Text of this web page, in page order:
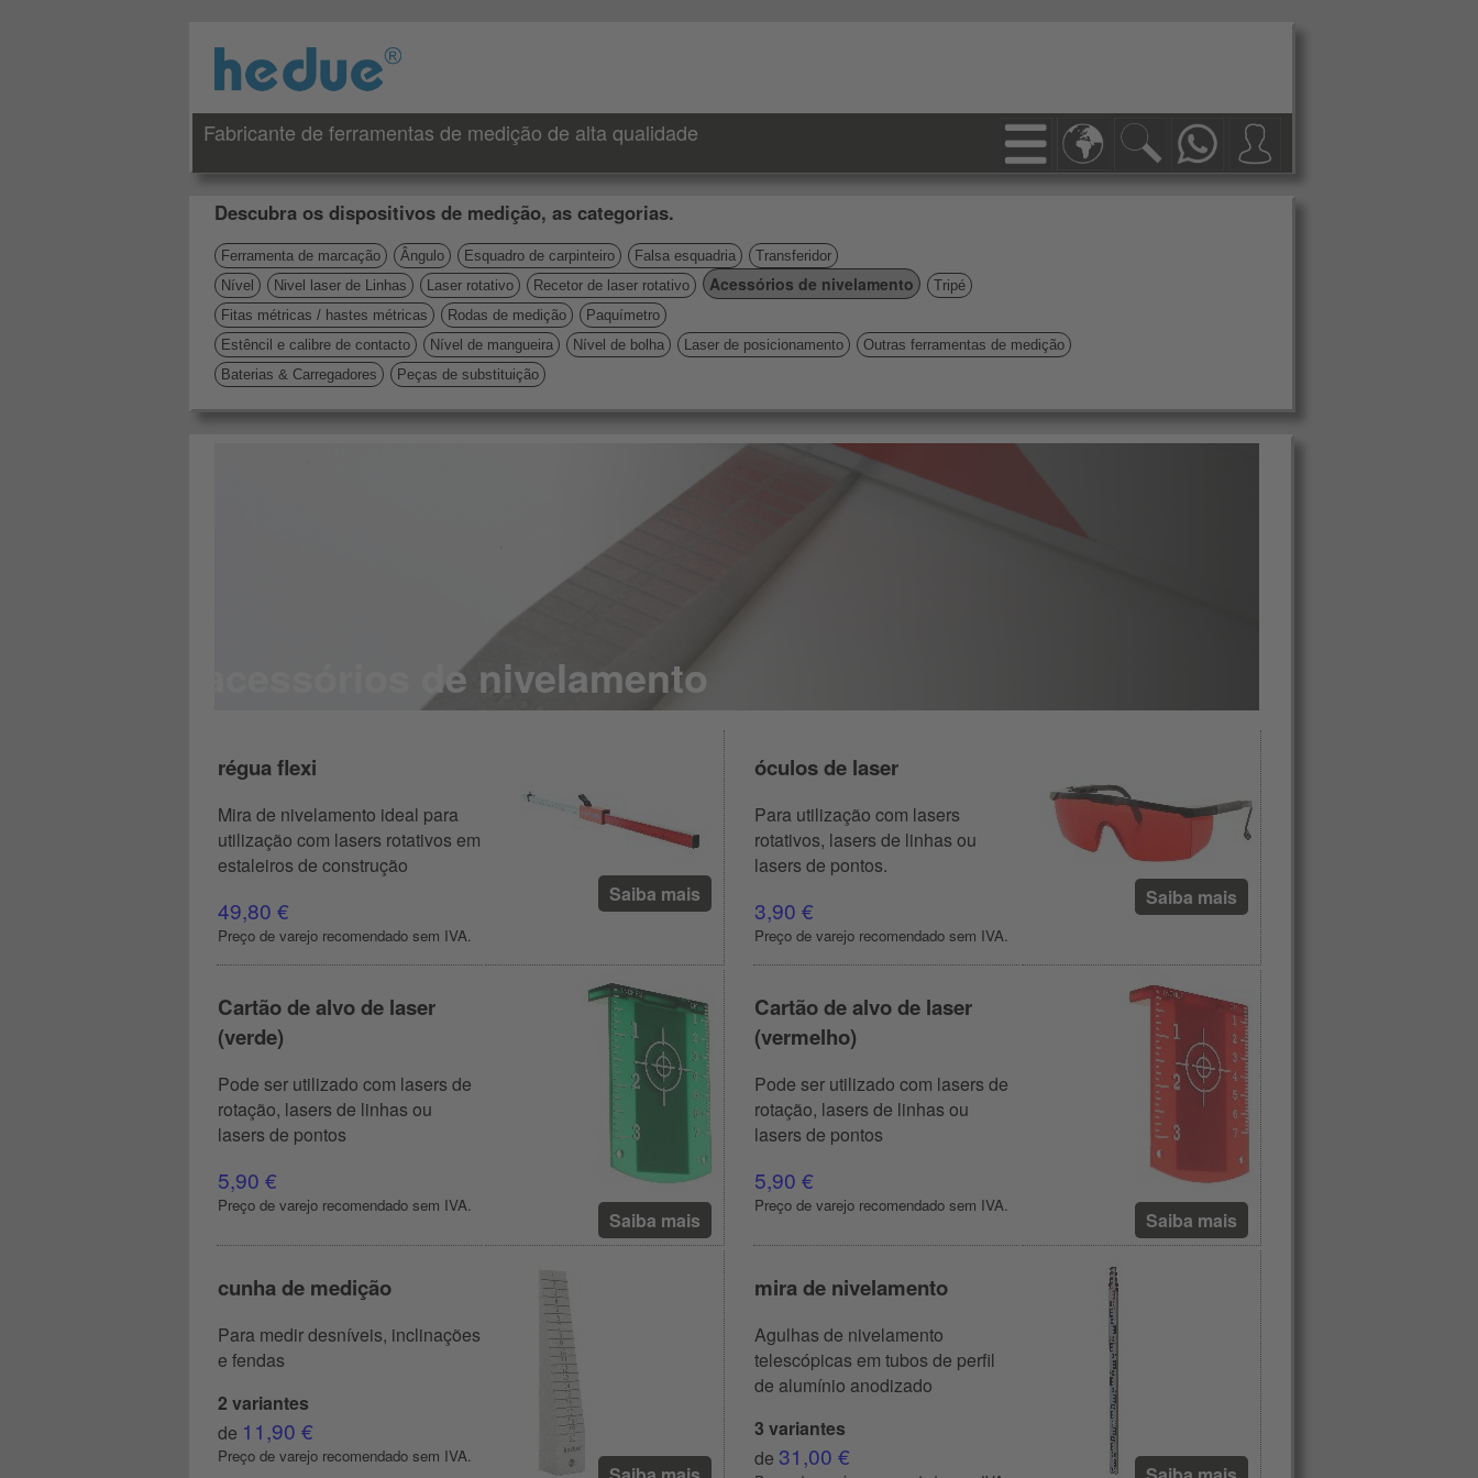
Fabricante de ferramentas de medição de alta qualidade
Descubra os dispositivos de medição, as categorias.
Ferramenta de marcação Ângulo Esquadro de carpinteiro Falsa esquadria
Transferidor
Nível
Nivel laser de Linhas Laser rotativo Recetor de laser rotativo Acessórios de nivelamento
Tripé
Fitas métricas / hastes métricas
Rodas de medição
Paquímetro
Estêncil e calibre de contacto
Nível de mangueira Nível de bolha Laser de posicionamento
Outras ferramentas de medição
Baterias & Carregadores
Peças de substituição
acessórios de nivelamento
régua flexi
Mira de nivelamento ideal para
utilização com lasers rotativos em
estaleiros de construção
49,80 €
Preço de varejo recomendado sem IVA.
Saiba mais
óculos de laser
Para utilização com lasers
rotativos, lasers de linhas ou
lasers de pontos.
3,90 €
Preço de varejo recomendado sem IVA.
Saiba mais
Cartão de alvo de laser
(verde)
Pode ser utilizado com lasers de
rotação, lasers de linhas ou
lasers de pontos
5,90 €
Preço de varejo recomendado sem IVA.
Saiba mais
Cartão de alvo de laser
(vermelho)
Pode ser utilizado com lasers de
rotação, lasers de linhas ou
lasers de pontos
5,90 €
Preço de varejo recomendado sem IVA.
Saiba mais
cunha de medição
Para medir desníveis, inclinações
e fendas
2 variantes
de 11,90 €
Preço de varejo recomendado sem IVA.
mira de nivelamento
Agulhas de nivelamento
telescópicas em tubos de perfil
de alumínio anodizado
3 variantes
de 31,00 €